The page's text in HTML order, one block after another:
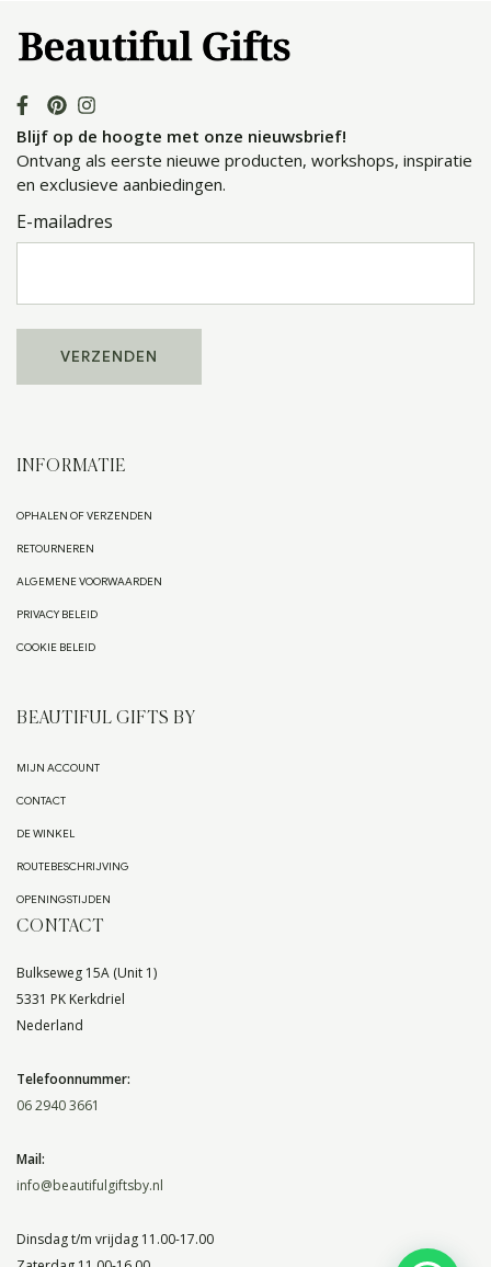
Blijf op de hoogte met onze nieuwsbrief!
Ontvang als eerste nieuwe producten, workshops, inspiratie
en exclusieve aanbiedingen.
E-mailadres
INFORMATIE
OPHALEN OF VERZENDEN
RETOURNEREN
ALGEMENE VOORWAARDEN
PRIVACY BELEID
COOKIE BELEID
BEAUTIFUL GIFTS BY
MIJN ACCOUNT
CONTACT
DE WINKEL
ROUTEBESCHRIJVING
OPENINGSTIJDEN
CONTACT
Bulkseweg 15A (Unit 1)
5331 PK Kerkdriel
Nederland
Telefoonnummer:
06 2940 3661
Mail:
info@beautifulgiftsby.nl
Dinsdag t/m vrijdag 11.00-17.00